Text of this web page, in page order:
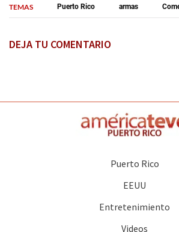
TEMAS Puerto Rico armas
DEJA TU COMENTARIO
Puerto Rico
EEUU
Entretenimiento
Videos